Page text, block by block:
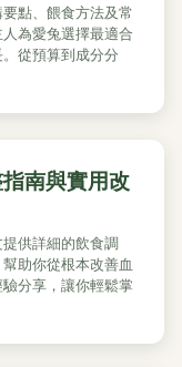
點、餵食方法及常
為愛兔選擇最適合
從預算到成分分
南與實用改
供詳細的飲食調
助你從根本改善血
分享，讓你輕鬆掌